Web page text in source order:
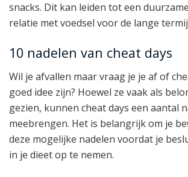
snacks. Dit kan leiden tot een
relatie met voedsel voor de lange
10 nadelen van cheat days
Wil je afvallen maar vraag je je af of
goed idee zijn? Hoewel ze vaak als
gezien, kunnen cheat days een aantal
meebrengen. Het is belangrijk om je
deze mogelijke nadelen voordat je
in je dieet op te nemen.